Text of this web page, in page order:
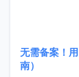
无需备案！
南）